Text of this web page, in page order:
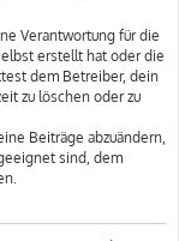
Verantwortung für die
erstellt hat oder die
dem Betreiber, dein
zu löschen oder zu
Beiträge abzuändern,
sind, dem